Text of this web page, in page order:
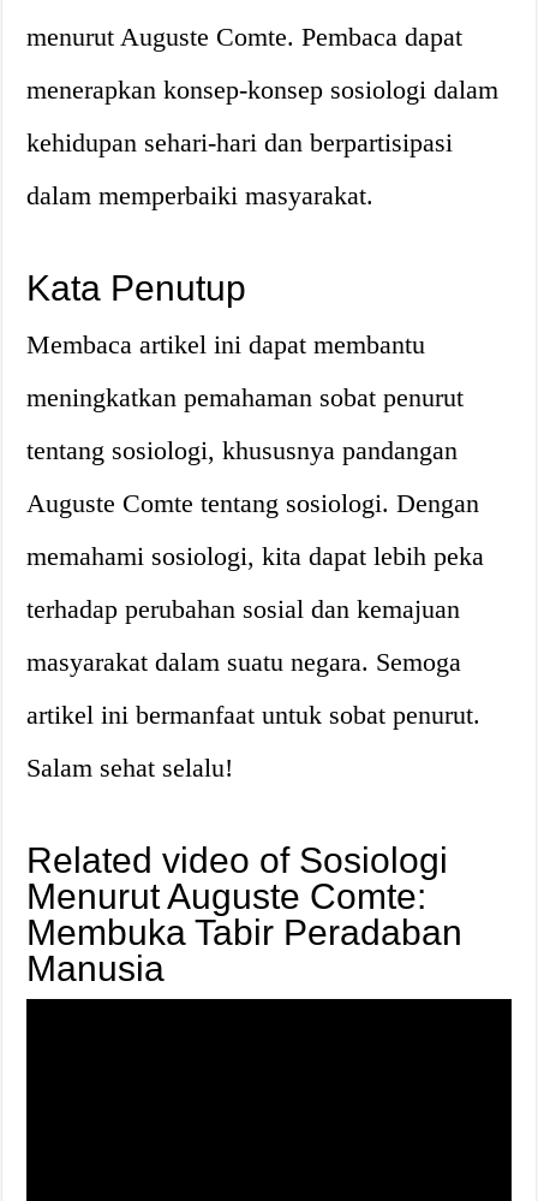
menurut Auguste Comte. Pembaca dapat
menerapkan konsep-konsep sosiologi dalam
kehidupan sehari-hari dan berpartisipasi
dalam memperbaiki masyarakat.
Kata Penutup
Membaca artikel ini dapat membantu
meningkatkan pemahaman sobat penurut
tentang sosiologi, khususnya pandangan
Auguste Comte tentang sosiologi. Dengan
memahami sosiologi, kita dapat lebih peka
terhadap perubahan sosial dan kemajuan
masyarakat dalam suatu negara. Semoga
artikel ini bermanfaat untuk sobat penurut.
Salam sehat selalu!
Related video of Sosiologi
Menurut Auguste Comte:
Membuka Tabir Peradaban
Manusia